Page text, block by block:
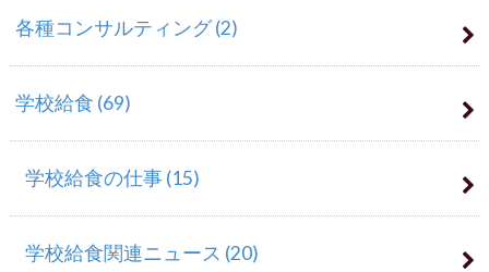
各種コンサルティング(2)
学校給食 (69)
学校給食の仕事(15)
学校給食関連ニュース (20)